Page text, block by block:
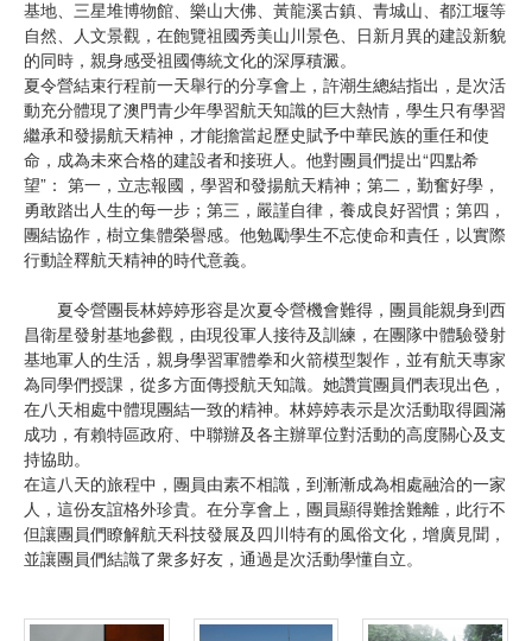
基地、三星堆博物館、樂山大佛、黃龍溪古鎮、青城山、都江堰等
自然、人文景觀，在飽覽祖國秀美山川景色、日新月異的建設新貌
的同時，親身感受祖國傳統文化的深厚積澱。
夏令營結束行程前一天舉行的分享會上，許潮生總結指出，是次活
動充分體現了澳門青少年學習航天知識的巨大熱情，學生只有學習
繼承和發揚航天精神，才能擔當起歷史賦予中華民族的重任和使
命，成為未來合格的建設者和接班人。他對團員們提出“四點希
望”： 第一，立志報國，學習和發揚航天精神；第二，勤奮好學，
勇敢踏出人生的每一步；第三，嚴謹自律，養成良好習慣；第四，
團結協作，樹立集體榮譽感。他勉勵學生不忘使命和責任，以實際
行動詮釋航天精神的時代意義。
夏令營團長林婷婷形容是次夏令營機會難得，團員能親身到西
昌衛星發射基地參觀，由現役軍人接待及訓練，在團隊中體驗發射
基地軍人的生活，親身學習軍體拳和火箭模型製作，並有航天專家
為同學們授課，從多方面傳授航天知識。她讚賞團員們表現出色，
在八天相處中體現團結一致的精神。林婷婷表示是次活動取得圓滿
成功，有賴特區政府、中聯辦及各主辦單位對活動的高度關心及支
持協助。
在這八天的旅程中，團員由素不相識，到漸漸成為相處融洽的一家
人，這份友誼格外珍貴。在分享會上，團員顯得難捨難離，此行不
但讓團員們瞭解航天科技發展及四川特有的風俗文化，增廣見聞，
並讓團員們結識了衆多好友，通過是次活動學懂自立。